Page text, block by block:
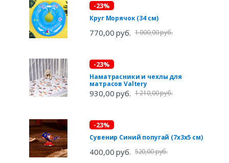
-23%
Круг Морячок (34 см)
770,00 руб. 1 000,00 руб.
-23%
Наматрасники и чехлы для
матрасов Valtery
930,00 руб. 1 210,00 руб.
-23%
Сувенир Синий попугай (7х3х5 см)
400,00 руб. 520,00 руб.